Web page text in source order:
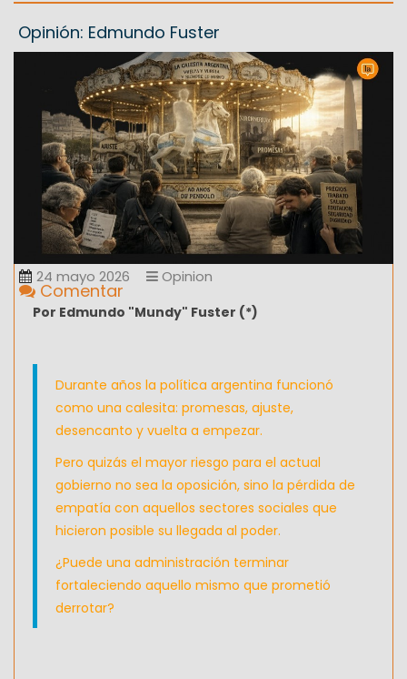
Opinión: Edmundo Fuster
24 mayo 2026 Opinion
Comentar
Por Edmundo "Mundy" Fuster (*)
Durante años la política argentina funcionó
como una calesita: promesas, ajuste,
desencanto y vuelta a empezar.
Pero quizás el mayor riesgo para el actual
gobierno no sea la oposición, sino la pérdida de
empatía con aquellos sectores sociales que
hicieron posible su llegada al poder.
¿Puede una administración terminar
fortaleciendo aquello mismo que prometió
derrotar?